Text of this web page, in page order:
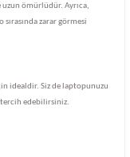
uzun ömürlüdür. Ayrıca,
zarar görmesi
idealdir. Siz de laptopunuzu
tercih edebilirsiniz.